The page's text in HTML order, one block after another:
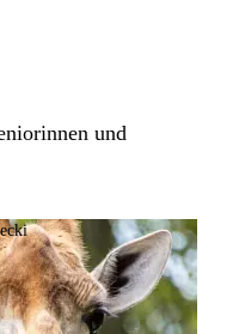
und